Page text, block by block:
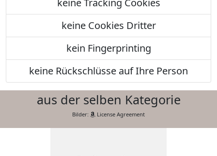
keine Tracking Cookies
keine Cookies Dritter
kein Fingerprinting
keine Rückschlüsse auf Ihre Person
aus der selben Kategorie
Bilder: License Agreement